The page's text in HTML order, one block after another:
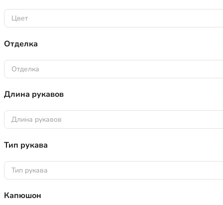
Цвет
Отделка
Отделка
Длина рукавов
Длина рукавов
Тип рукава
Тип рукава
Капюшон